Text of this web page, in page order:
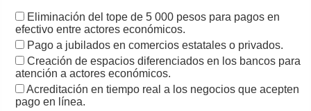
Eliminación del tope de 5 000 pesos para pagos en
efectivo entre actores económicos.
Pago a jubilados en comercios estatales o privados.
Creación de espacios diferenciados en los bancos para
atención a actores económicos.
Acreditación en tiempo real a los negocios que acepten
pago en línea.